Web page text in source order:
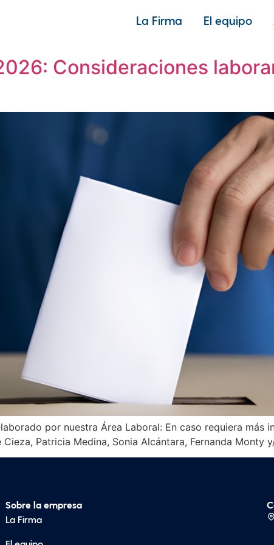
La Firma El equipo
Consideraciones
por nuestra Área Laboral: En caso requiera más
Patricia Medina, Sonia Alcántara, Fernanda Monty
Sobre la empresa
La Firma